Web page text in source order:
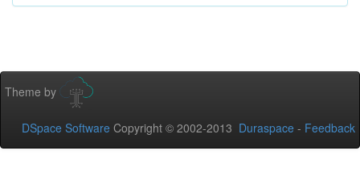
Theme by
DSpace Software Copyright © 2002-2013 Duraspace - Feedback